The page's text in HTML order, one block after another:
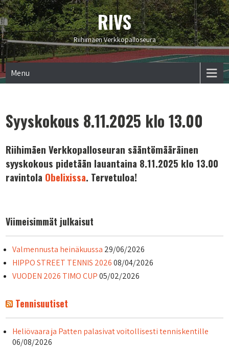
RIVS
Riihimäen Verkkopalloseura
Menu
Syyskokous 8.11.2025 klo 13.00
Riihimäen Verkkopalloseuran sääntömääräinen
syyskokous pidetään lauantaina 8.11.2025 klo 13.00
ravintola Obelixissa. Tervetuloa!
Viimeisimmät julkaisut
Valmennusta heinäkuussa 29/06/2026
HIPPO STREET TENNIS 2026 08/04/2026
VUODEN 2026 TIMO CUP 05/02/2026
Tennisuutiset
Heliövaara ja Patten palasivat voitollisesti tenniskentille
06/08/2026